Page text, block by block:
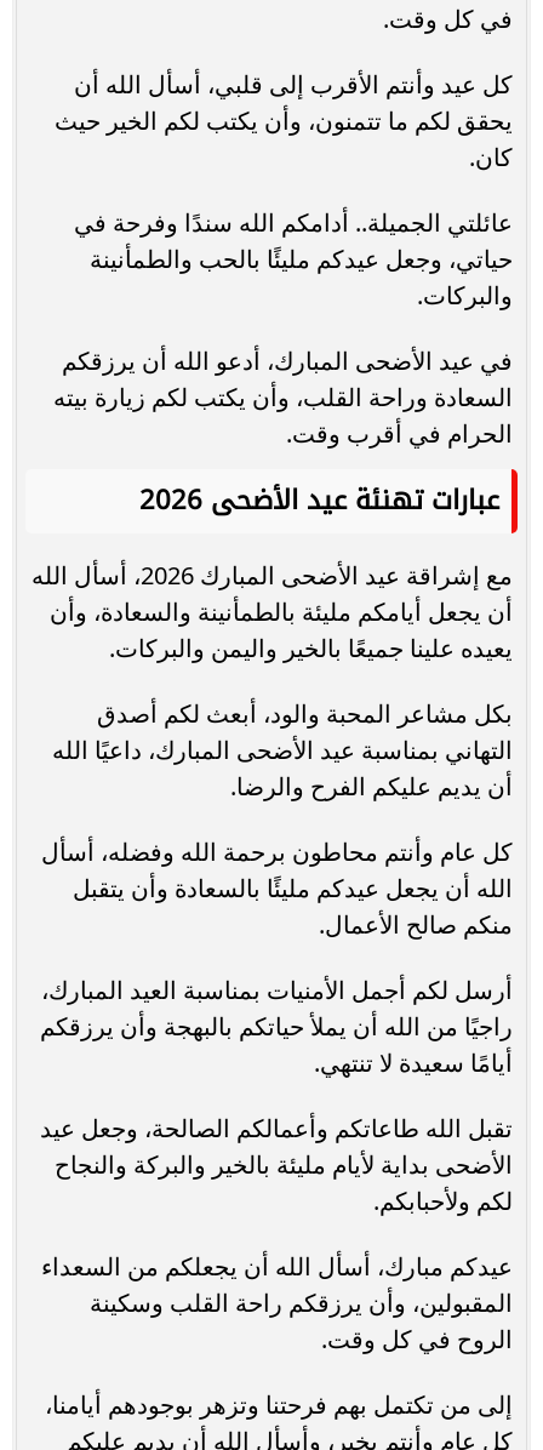
في كل وقت.
كل عيد وأنتم الأقرب إلى قلبي، أسأل الله أن
يحقق لكم ما تتمنون، وأن يكتب لكم الخير حيث
كان.
عائلتي الجميلة.. أدامكم الله سندًا وفرحة في
حياتي، وجعل عيدكم مليئًا بالحب والطمأنينة
والبركات.
في عيد الأضحى المبارك، أدعو الله أن يرزقكم
السعادة وراحة القلب، وأن يكتب لكم زيارة بيته
الحرام في أقرب وقت.
عبارات تهنئة عيد الأضحى 2026
مع إشراقة عيد الأضحى المبارك 2026، أسأل الله
أن يجعل أيامكم مليئة بالطمأنينة والسعادة، وأن
يعيده علينا جميعًا بالخير واليمن والبركات.
بكل مشاعر المحبة والود، أبعث لكم أصدق
التهاني بمناسبة عيد الأضحى المبارك، داعيًا الله
أن يديم عليكم الفرح والرضا.
كل عام وأنتم محاطون برحمة الله وفضله، أسأل
الله أن يجعل عيدكم مليئًا بالسعادة وأن يتقبل
منكم صالح الأعمال.
أرسل لكم أجمل الأمنيات بمناسبة العيد المبارك،
راجيًا من الله أن يملأ حياتكم بالبهجة وأن يرزقكم
أيامًا سعيدة لا تنتهي.
تقبل الله طاعاتكم وأعمالكم الصالحة، وجعل عيد
الأضحى بداية لأيام مليئة بالخير والبركة والنجاح
لكم ولأحبابكم.
عيدكم مبارك، أسأل الله أن يجعلكم من السعداء
المقبولين، وأن يرزقكم راحة القلب وسكينة
الروح في كل وقت.
إلى من تكتمل بهم فرحتنا وتزهر بوجودهم أيامنا،
كل عام وأنتم بخير، وأسأل الله أن يديم عليكم